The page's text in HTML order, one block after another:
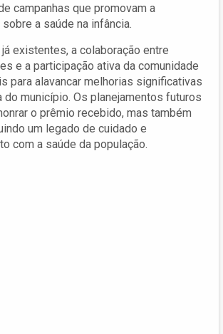
campanhas que promovam a
a saúde na infância.
existentes, a colaboração entre
e a participação ativa da comunidade
para alavancar melhorias significativas
do município. Os planejamentos futuros
o prêmio recebido, mas também
um legado de cuidado e
com a saúde da população.